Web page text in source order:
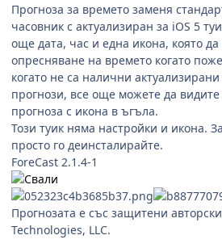
Прогноза за времето заменя
часовник с актуализиран за iOS 5
още дата, час и една икона, която
опресняване на времето когато
когато не са налични
прогнози, все още можете да
прогноза с икона в ъгъла.
Този туик няма настройки и икона.
просто го деинсталирайте.
ForeCast 2.1.4-1
Прогнозата е със защитени
Technologies, LLC.